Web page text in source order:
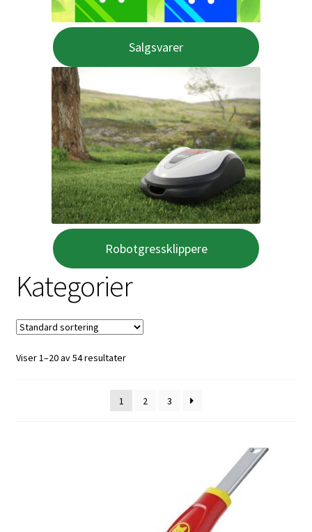
Salgsvarer
Robotgressklippere
Kategorier
Viser 1–20 av 54 resultater
1 2 3